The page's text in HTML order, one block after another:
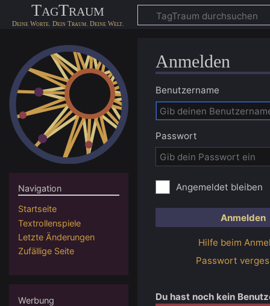
TagTraum
Anmelden
Benutzername
Passwort
Angemeldet bleiben
Anmelden
Hilfe beim
Passwort
Du hast noch kein
Navigation
Startseite
Textrollenspiele
Letzte Änderungen
Zufällige Seite
Werbung